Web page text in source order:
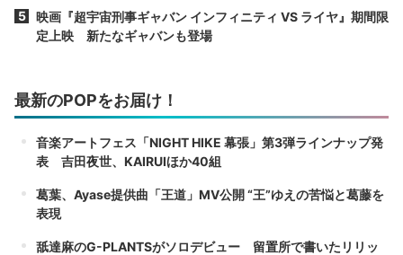
映画『超宇宙刑事ギャバン インフィニティ VS ライヤ』期間限
定上映 新たなギャバンも登場
最新のPOPをお届け！
音楽アートフェス「NIGHT HIKE 幕張」第3弾ラインナップ発
表 吉田夜世、KAIRUIほか40組
葛葉、Ayase提供曲「王道」MV公開 “王”ゆえの苦悩と葛藤を
表現
舐達麻のG-PLANTSがソロデビュー 留置所で書いたリリッ